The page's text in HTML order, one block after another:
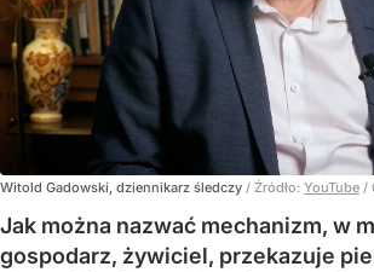
Witold Gadowski, dziennikarz śledczy / Źródło: YouTube /
Jak można nazwać mechanizm, w
gospodarz, żywiciel, przekazuje